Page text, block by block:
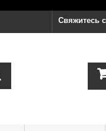
Свяжитесь